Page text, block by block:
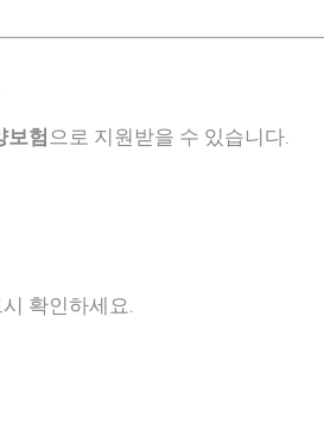
보험 으로 지원받을 수 있습니다.
확인하세요.